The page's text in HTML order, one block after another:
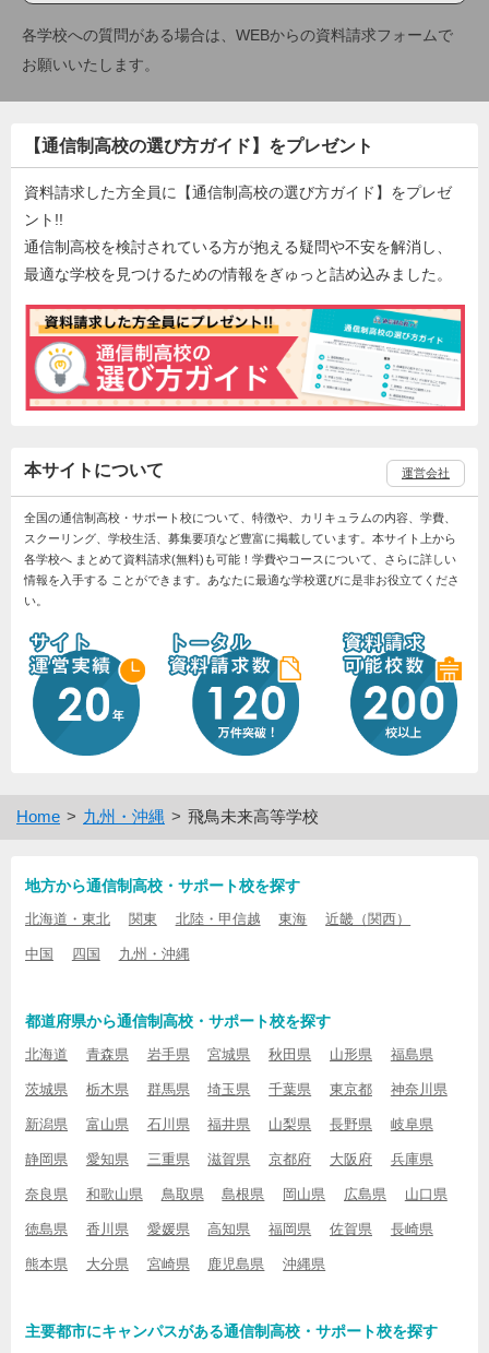
各学校への質問がある場合は、WEBからの資料請求フォームで
お願いいたします。
【通信制高校の選び方ガイド】をプレゼント
資料請求した方全員に【通信制高校の選び方ガイド】をプレゼ
ント!!
通信制高校を検討されている方が抱える疑問や不安を解消し、
最適な学校を見つけるための情報をぎゅっと詰め込みました。
本サイトについて 運営会社
全国の通信制高校・サポート校について、特徴や、カリキュラムの内容、学費、
スクーリング、学校生活、募集要項など豊富に掲載しています。本サイト上から
各学校へ まとめて資料請求(無料)も可能！学費やコースについて、さらに詳しい
情報を入手する ことができます。あなたに最適な学校選びに是非お役立てくださ
い。
Home 九州・沖縄 飛鳥未来高等学校
地方から通信制高校・サポート校を探す
北海道・東北 関東 北陸・甲信越 東海 近畿（関西）
中国 四国 九州・沖縄
都道府県から通信制高校・サポート校を探す
北海道 青森県 岩手県 宮城県 秋田県 山形県 福島県
茨城県 栃木県 群馬県 埼玉県 千葉県 東京都 神奈川県
新潟県 富山県 石川県 福井県 山梨県 長野県 岐阜県
静岡県 愛知県 三重県 滋賀県 京都府 大阪府 兵庫県
奈良県 和歌山県 鳥取県 島根県 岡山県 広島県 山口県
徳島県 香川県 愛媛県 高知県 福岡県 佐賀県 長崎県
熊本県 大分県 宮崎県 鹿児島県 沖縄県
主要都市にキャンパスがある通信制高校・サポート校を探す